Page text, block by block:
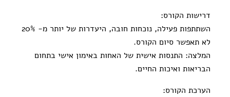
דרישות הקורס:
השתתפות פעילה, נוכחות חובה, היעדרות של יותר מ- 20%
לא תאפשר סיום הקורס.
המלצה: התנסות אישית של האחות באימון אישי בתחום
הבריאות ואיכות החיים.
הערכת הקורס: